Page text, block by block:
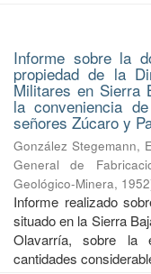
Informe sobre la
propiedad de la
Militares en Sierra
la conveniencia
señores Zúcaro y
González Stegemann,
General de
Geológico-Minera, 1952
Informe realizado
situado en la Sierra
Olavarría, sobre la
cantidades